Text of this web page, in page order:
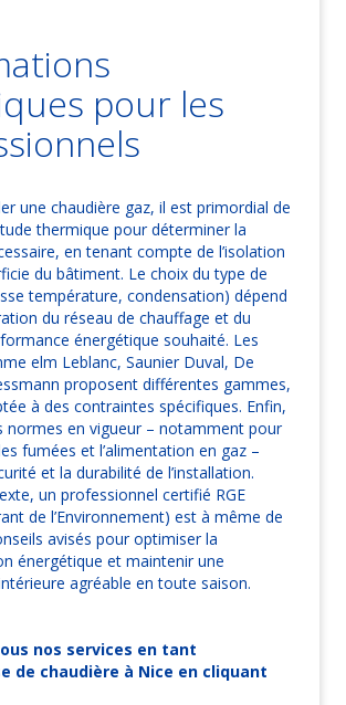
pour les
une chaudière gaz, il est primordial de
thermique pour déterminer la
en tenant compte de l’isolation
du bâtiment. Le choix du type de
température, condensation) dépend
du réseau de chauffage et du
énergétique souhaité. Les
elm Leblanc, Saunier Duval, De
proposent différentes gammes,
à des contraintes spécifiques. Enfin,
normes en vigueur – notamment pour
fumées et l’alimentation en gaz –
et la durabilité de l’installation.
un professionnel certifié RGE
de l’Environnement) est à même de
avisés pour optimiser la
énergétique et maintenir une
agréable en toute saison.
nos services en tant
de chaudière à Nice en cliquant